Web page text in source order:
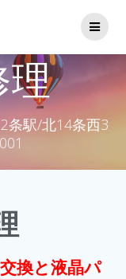
理
条駅/北14条西3
換と液晶パ